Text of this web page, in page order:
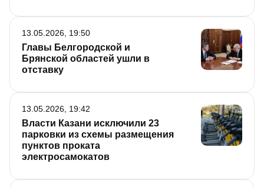
Главы Белгородской и
Брянской областей ушли в
отставку
13.05.2026, 19:50
Власти Казани исключили 23
парковки из схемы размещения
пунктов проката
электросамокатов
13.05.2026, 19:42